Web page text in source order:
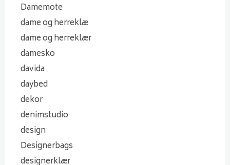
Damemote
dame og herreklæ
dame og herreklær
damesko
davida
daybed
dekor
denimstudio
design
Designerbags
designerklær